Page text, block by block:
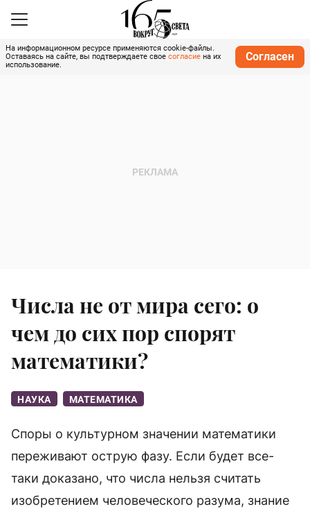
На информационном ресурсе применяются cookie-файлы.
Оставаясь на сайте, вы подтверждаете свое согласие на их
использование.
Согласен
Числа не от мира сего: о
чем до сих пор спорят
математики?
НАУКА МАТЕМАТИКА
Споры о культурном значении математики
переживают острую фазу. Если будет все-
таки доказано, что числа нельзя считать
изобретением человеческого разума, знание